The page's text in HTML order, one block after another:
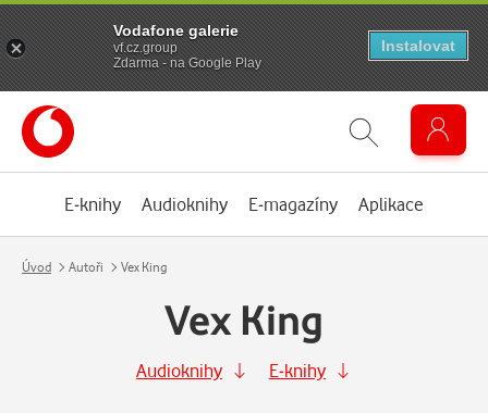
E-knihy Audioknihy E-magazíny Aplikace
Úvod Autoři Vex King
Vex King
Audioknihy E-knihy
Vodafone galerie
vf.cz.group
Zdarma - na Google Play
Instalovat